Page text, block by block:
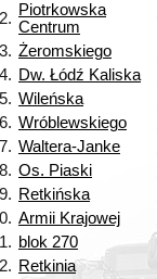
Piotrkowska
Centrum
Żeromskiego
Dw. Łódź Kaliska
Wileńska
Wróblewskiego
Waltera-Janke
Os. Piaski
Retkińska
Armii Krajowej
blok 270
Retkinia